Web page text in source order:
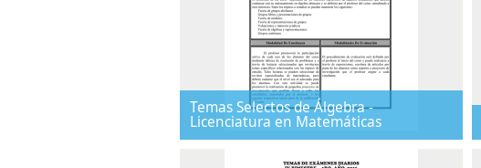
Temas Selectos de Álgebra -
Licenciatura en Matemáticas